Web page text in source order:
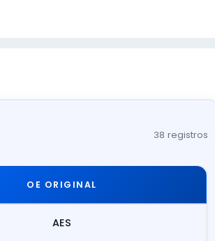
38 registros
OE ORIGINAL
AES